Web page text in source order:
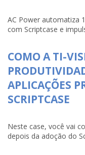
AC Power automatiza
com Scriptcase e
COMO A TI-
APLICAÇÕES
SCRIPTCASE
Neste case, você vai
depois da adoção do